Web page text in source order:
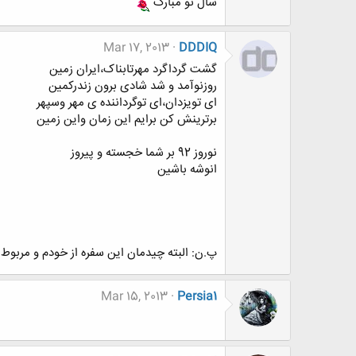
DDDIQ
Mar 17, 2013
گشت گرداگرد مهرتابناک،ایران زمین
روزنوآمد و شد شادی برون زندرکمین
ای تویزدان،ای توگرداننده ی مهر وسپهر
برترینش کن برایم این زمان واین زمین
نوروز 92 بر شما خجسته و پیروز
انوشه باشین
پ.ن: البته چیدمان این سفره از خودم و مربوط
Persia1
Mar 15, 2013